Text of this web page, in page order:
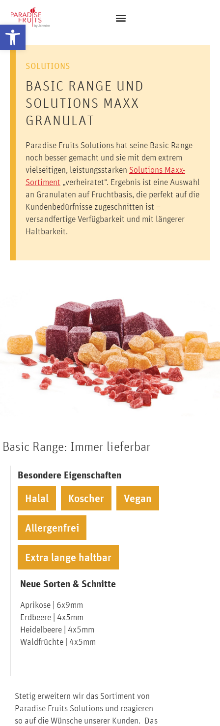
Werkzeugleiste öffnen
SOLUTIONS
BASIC RANGE UND
SOLUTIONS MAXX
GRANULAT
Paradise Fruits Solutions hat seine Basic Range
noch besser gemacht und sie mit dem extrem
vielseitigen, leistungsstarken Solutions Maxx-
Sortiment „verheiratet“. Ergebnis ist eine Auswahl
an Granulaten auf Fruchtbasis, die perfekt auf die
Kundenbedürfnisse zugeschnitten ist –
versandfertige Verfügbarkeit und mit längerer
Haltbarkeit.
Basic Range: Immer lieferbar
Stetig erweitern wir das Sortiment von
Paradise Fruits Solutions und reagieren
so auf die Wünsche unserer Kunden. Das
Neue Sorten & Schnitte
Aprikose | 6x9mm
Erdbeere | 4x5mm
Heidelbeere | 4x5mm
Waldfrüchte | 4x5mm
Besondere Eigenschaften
Halal Koscher Vegan
Allergenfrei
Extra lange haltbar